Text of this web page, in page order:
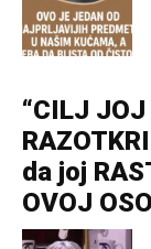
“CILJ JOJ
da joj
OVOJ